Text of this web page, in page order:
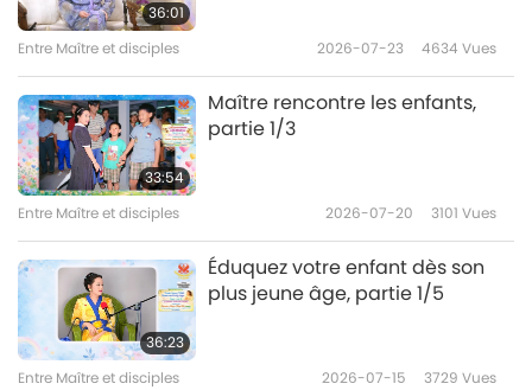
36:01
Entre Maître et disciples 2026-07-23 4634 Vues
33:54
Maître rencontre les enfants,
partie 1/3
Entre Maître et disciples 2026-07-20 3101 Vues
36:23
Éduquez votre enfant dès son
plus jeune âge, partie 1/5
Entre Maître et disciples 2026-07-15 3729 Vues